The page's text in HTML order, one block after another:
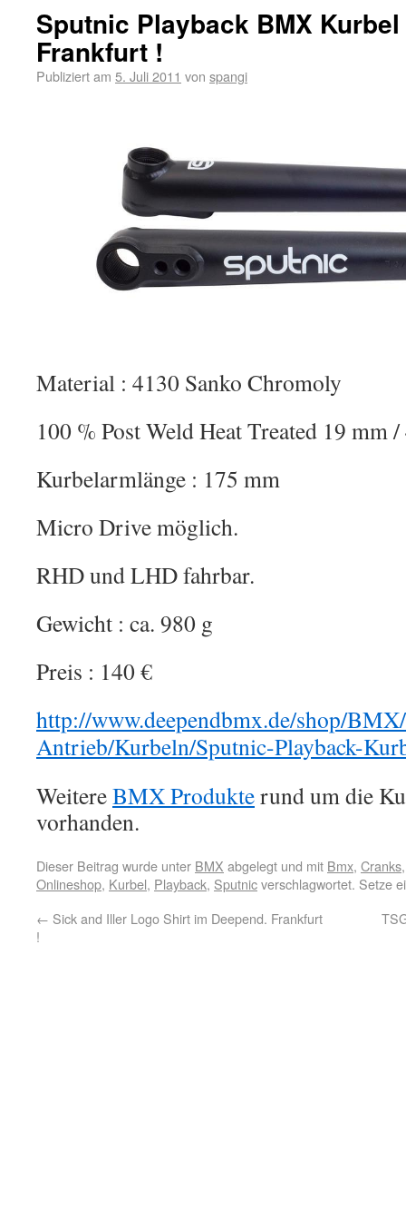
Sputnic Playback BMX
Frankfurt !
Publiziert am 5. Juli 2011 von spangi
Material : 4130 Sanko Chromoly
100 % Post Weld Heat Treated 19 mm
Kurbelarmlänge : 175 mm
Micro Drive möglich.
RHD und LHD fahrbar.
Gewicht : ca. 980 g
Preis : 140 €
http://www.deependbmx.de/shop/
Antrieb/Kurbeln/Sputnic-Playback-
WeitereBMX Produkterund um die
vorhanden.
Dieser Beitrag wurde unter BMX abgelegt und mit Bmx, Cranks
Onlineshop, Kurbel, Playback, Sputnicverschlagwortet. Setze
← Sick and Iller Logo Shirt im Deepend. Frankfurt
!